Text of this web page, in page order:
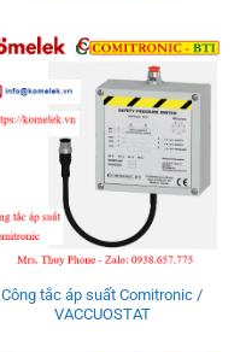
Công tắc áp suất Comitronic /
VACCUOSTAT